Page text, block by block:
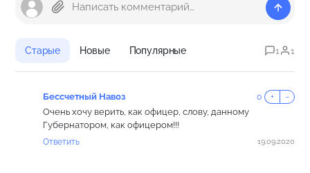
Старые Новые Популярные 1 1
Бессчетный Навоз 0 + −
Очень хочу верить, как офицер, слову, данному
Губернатором, как офицером!!!
Ответить 19.09.2020